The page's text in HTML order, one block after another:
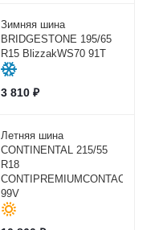
Зимняя шина
BRIDGESTONE 195/65
R15 BlizzakWS70 91T
3 810₽
Летняя шина
CONTINENTAL 215/55
R18
CONTIPREMIUMCONTACT2
99V